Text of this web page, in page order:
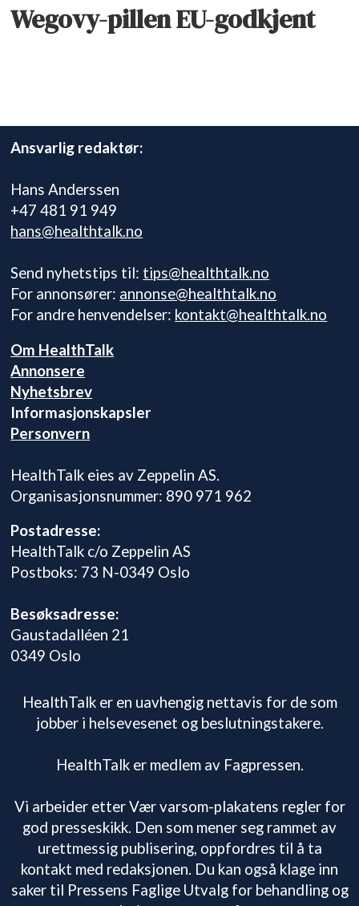
Wegovy-pillen EU-godkjent
Ansvarlig redaktør:
Hans Anderssen
+47 481 91 949
hans@healthtalk.no
Send nyhetstips til: tips@healthtalk.no
For annonsører: annonse@healthtalk.no
For andre henvendelser: kontakt@healthtalk.no
Om HealthTalk
Annonsere
Nyhetsbrev
Informasjonskapsler
Personvern
HealthTalk eies av Zeppelin AS.
Organisasjonsnummer: 890 971 962
Postadresse:
HealthTalk c/o Zeppelin AS
Postboks: 73 N-0349 Oslo
Besøksadresse:
Gaustadalléen 21
0349 Oslo
HealthTalk er en uavhengig nettavis for de som
jobber i helsevesenet og beslutningstakere.
HealthTalk er medlem av Fagpressen.
Vi arbeider etter Vær varsom-plakatens regler for
god presseskikk. Den som mener seg rammet av
urettmessig publisering, oppfordres til å ta
kontakt med redaksjonen. Du kan også klage inn
saker til Pressens Faglige Utvalg for behandling og